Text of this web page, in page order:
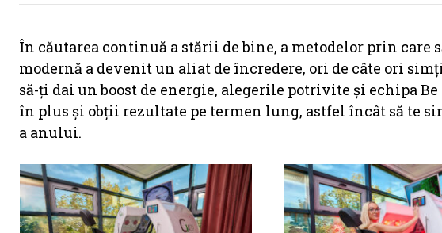
În căutarea continuă a stării de bine, a metodelor prin
modernă a devenit un aliat de încredere, ori de câte ori
să-ți dai un boost de energie, alegerile potrivite și echipa
în plus și obții rezultate pe termen lung, astfel încât să te
a anului.